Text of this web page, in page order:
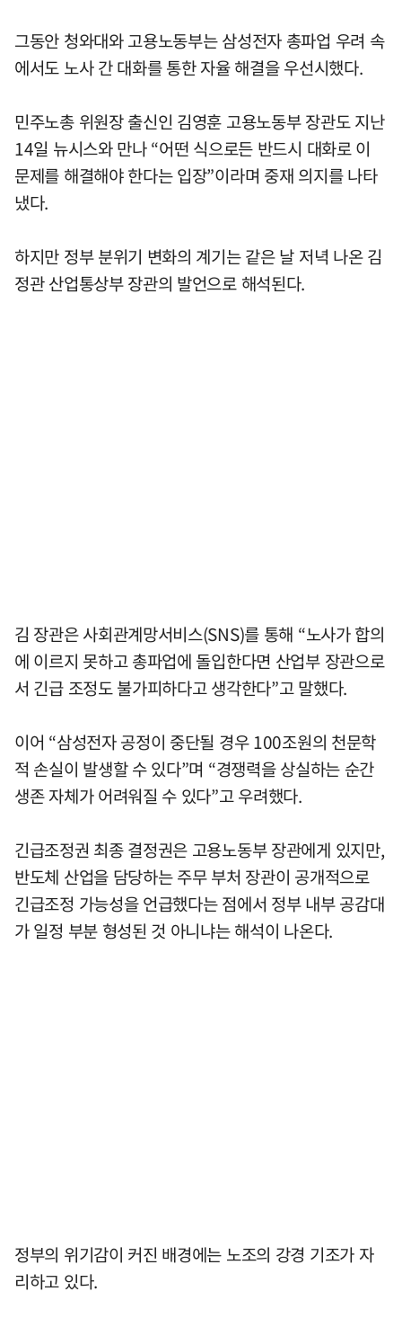
그동안 청와대와 고용노동부는 삼성전자 총파업 우려 속
에서도 노사 간 대화를 통한 자율 해결을 우선시했다.
민주노총 위원장 출신인 김영훈 고용노동부 장관도 지난
14일 뉴시스와 만나 “어떤 식으로든 반드시 대화로 이
문제를 해결해야 한다는 입장”이라며 중재 의지를 나타
냈다.
하지만 정부 분위기 변화의 계기는 같은 날 저녁 나온 김
정관 산업통상부 장관의 발언으로 해석된다.
김 장관은 사회관계망서비스(SNS)를 통해 “노사가 합의
에 이르지 못하고 총파업에 돌입한다면 산업부 장관으로
서 긴급 조정도 불가피하다고 생각한다”고 말했다.
이어 “삼성전자 공정이 중단될 경우 100조원의 천문학
적 손실이 발생할 수 있다”며 “경쟁력을 상실하는 순간
생존 자체가 어려워질 수 있다”고 우려했다.
긴급조정권 최종 결정권은 고용노동부 장관에게 있지만,
반도체 산업을 담당하는 주무 부처 장관이 공개적으로
긴급조정 가능성을 언급했다는 점에서 정부 내부 공감대
가 일정 부분 형성된 것 아니냐는 해석이 나온다.
정부의 위기감이 커진 배경에는 노조의 강경 기조가 자
리하고 있다.